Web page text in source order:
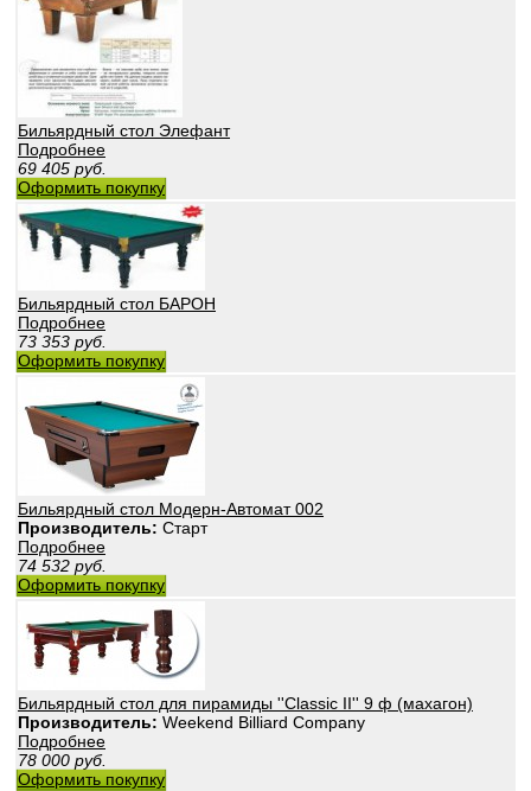
Бильярдный стол Элефант
Подробнее
69 405 руб.
Оформить покупку
Бильярдный стол БАРОН
Подробнее
73 353 руб.
Оформить покупку
Бильярдный стол Модерн-Автомат 002
Производитель: Старт
Подробнее
74 532 руб.
Оформить покупку
Бильярдный стол для пирамиды ''Classic II'' 9 ф (махагон)
Производитель: Weekend Billiard Company
Подробнее
78 000 руб.
Оформить покупку